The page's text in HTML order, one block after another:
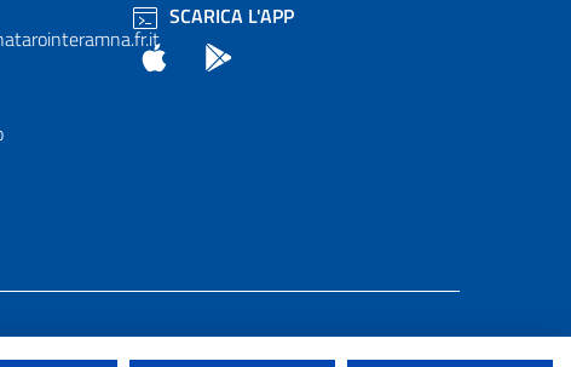
SCARICA L'APP
App Store